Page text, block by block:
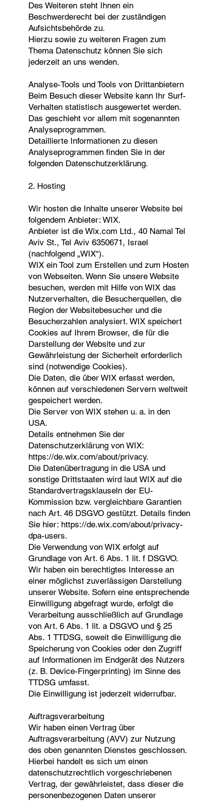
Des Weiteren steht Ihnen ein
Beschwerderecht bei der zuständigen
Aufsichtsbehörde zu.
Hierzu sowie zu weiteren Fragen zum
Thema Datenschutz können Sie sich
jederzeit an uns wenden.
Analyse-Tools und Tools von Drittanbietern
Beim Besuch dieser Website kann Ihr Surf-
Verhalten statistisch ausgewertet werden.
Das geschieht vor allem mit sogenannten
Analyseprogrammen.
Detaillierte Informationen zu diesen
Analyseprogrammen finden Sie in der
folgenden Datenschutzerklärung.
2. Hosting
Wir hosten die Inhalte unserer Website bei
folgendem Anbieter: WIX.
Anbieter ist die Wix.com Ltd., 40 Namal Tel
Aviv St., Tel Aviv 6350671, Israel
(nachfolgend „WIX“).
WIX ein Tool zum Erstellen und zum Hosten
von Webseiten. Wenn Sie unsere Website
besuchen, werden mit Hilfe von WIX das
Nutzerverhalten, die Besucherquellen, die
Region der Websitebesucher und die
Besucherzahlen analysiert. WIX speichert
Cookies auf Ihrem Browser, die für die
Darstellung der Website und zur
Gewährleistung der Sicherheit erforderlich
sind (notwendige Cookies).
Die Daten, die über WIX erfasst werden,
können auf verschiedenen Servern weltweit
gespeichert werden.
Die Server von WIX stehen u. a. in den
USA.
Details entnehmen Sie der
Datenschutzerklärung von WIX:
https://de.wix.com/about/privacy.
Die Datenübertragung in die USA und
sonstige Drittstaaten wird laut WIX auf die
Standardvertragsklauseln der EU-
Kommission bzw. vergleichbare Garantien
nach Art. 46 DSGVO gestützt. Details finden
Sie hier: https://de.wix.com/about/privacy-
dpa-users.
Die Verwendung von WIX erfolgt auf
Grundlage von Art. 6 Abs. 1 lit. f DSGVO.
Wir haben ein berechtigtes Interesse an
einer möglichst zuverlässigen Darstellung
unserer Website. Sofern eine entsprechende
Einwilligung abgefragt wurde, erfolgt die
Verarbeitung ausschließlich auf Grundlage
von Art. 6 Abs. 1 lit. a DSGVO und § 25
Abs. 1 TTDSG, soweit die Einwilligung die
Speicherung von Cookies oder den Zugriff
auf Informationen im Endgerät des Nutzers
(z. B. Device-Fingerprinting) im Sinne des
TTDSG umfasst.
Die Einwilligung ist jederzeit widerrufbar.
Auftragsverarbeitung
Wir haben einen Vertrag über
Auftragsverarbeitung (AVV) zur Nutzung
des oben genannten Dienstes geschlossen.
Hierbei handelt es sich um einen
datenschutzrechtlich vorgeschriebenen
Vertrag, der gewährleistet, dass dieser die
personenbezogenen Daten unserer